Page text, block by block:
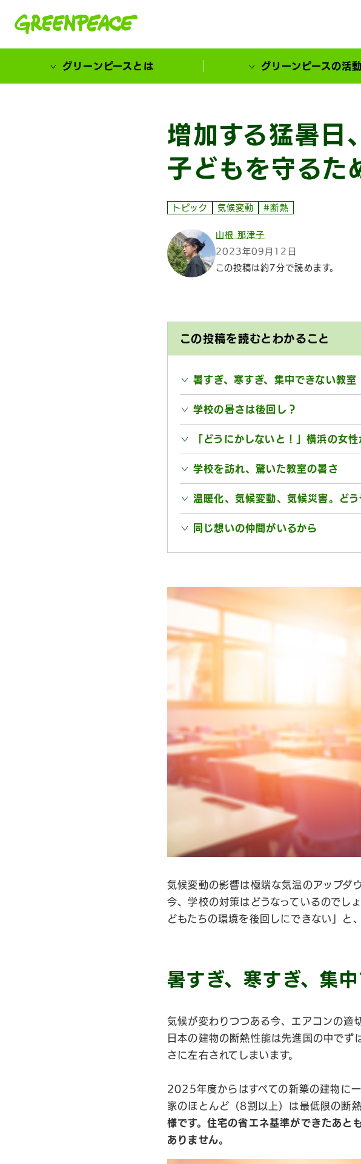
グリーンピースとは グリーンピースの活動
増加する猛暑日
子どもを守るた
トピック 気候変動 #断熱
山根 那津子
2023年09月12日
この投稿は約7分で読めます。
この投稿を読むとわかること
暑すぎ、寒すぎ、集中できない教室
学校の暑さは後回し？
「どうにかしないと！」横浜の女
学校を訪れ、驚いた教室の暑さ
温暖化、気候変動、気候災害。ど
同じ想いの仲間がいるから
気候変動の影響は極端な気温のアップダ
今、学校の対策はどうなっているのでし
どもたちの環境を後回しにできない」と
暑すぎ、寒すぎ、集
気候が変わりつつある今、エアコンの適
日本の建物の断熱性能は先進国の中でず
さに左右されてしまいます。
2025年度からはすべての新築の建物に
家のほとんど（8割以上）は最低限の断
様です。住宅の省エネ基準ができたあと
ありません。